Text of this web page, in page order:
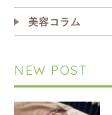
美容コラム
NEW POST